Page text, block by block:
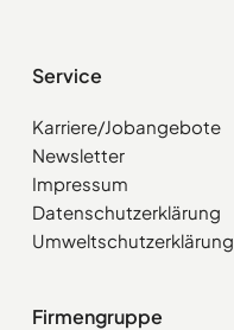
Service
Karriere/Jobangebote
Newsletter
Impressum
Datenschutzerklärung
Umweltschutzerklärung
Firmengruppe